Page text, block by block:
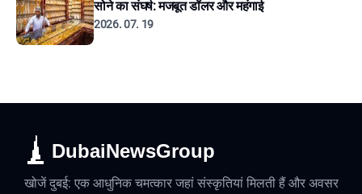
सोने का संघर्ष: मजबूत डॉलर और महंगाई
2026. 07. 19
DubaiNewsGroup
खोजें दुबई: एक आधुनिक चमत्कार जहां संस्कृतियां मिलती हैं और अवसर